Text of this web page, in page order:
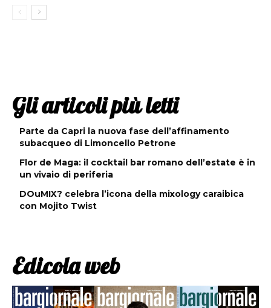
Gli articoli più letti
Parte da Capri la nuova fase dell’affinamento
subacqueo di Limoncello Petrone
Flor de Maga: il cocktail bar romano dell’estate è in
un vivaio di periferia
DOuMIX? celebra l’icona della mixology caraibica
con Mojito Twist
Edicola web